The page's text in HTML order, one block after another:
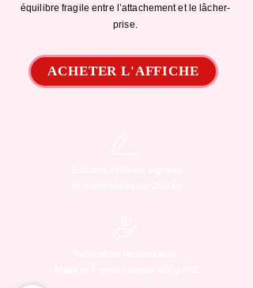
équilibre fragile entre l’attachement et le lâcher-
prise.
ACHETER L'AFFICHE